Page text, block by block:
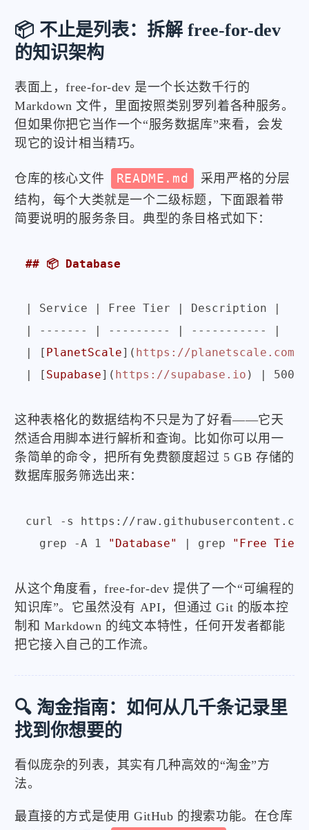
📦 不止是列表：拆解 free-for-dev
的知识架构
表面上，free-for-dev 是一个长达数千行的
Markdown 文件，里面按照类别罗列着各种服务。
但如果你把它当作一个“服务数据库”来看，会发
现它的设计相当精巧。
仓库的核心文件 README.md
采用严格的分层
结构，每个大类就是一个二级标题，下面跟着带
简要说明的服务条目。典型的条目格式如下：
## 📦 Database
| Service | Free Tier | Description |
| ------- | --------- | ----------- |
| [ PlanetScale]( https://planetscale.com
| [ Supabase]( https://supabase.io
这种表格化的数据结构不只是为了好看——它天
然适合用脚本进行解析和查询。比如你可以用一
条简单的命令，把所有免费额度超过 5 GB 存储的
数据库服务筛选出来：
curl -s https://
  grep -A 1
"Database" | grep "Free Tier"
从这个角度看，free-for-dev 提供了一个“可编程的
知识库”。它虽然没有 API，但通过 Git 的版本控
制和 Markdown 的纯文本特性，任何开发者都能
把它接入自己的工作流。
🔍 淘金指南：如何从几千条记录里
找到你想要的
看似庞杂的列表，其实有几种高效的“淘金”方
法。
最直接的方式是使用 GitHub 的搜索功能。在仓库